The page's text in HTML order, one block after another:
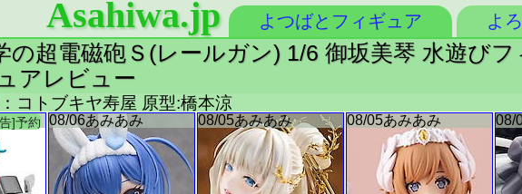
Asahiwa.jp よつばとフィギュア よ
の超電磁砲Ｓ(レールガン) 1/6 御坂美琴 水遊び
アレビュー
コトブキヤ寿屋 原型:橋本涼